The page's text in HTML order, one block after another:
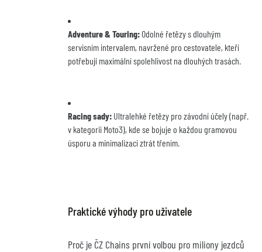
Adventure & Touring: Odolné řetězy s dlouhým
servisním intervalem, navržené pro cestovatele, kteří
potřebují maximální spolehlivost na dlouhých trasách.
Racing sady: Ultralehké řetězy pro závodní účely (např.
v kategorii Moto3), kde se bojuje o každou gramovou
úsporu a minimalizaci ztrát třením.
Praktické výhody pro uživatele
Proč je ČZ Chains první volbou pro miliony jezdců